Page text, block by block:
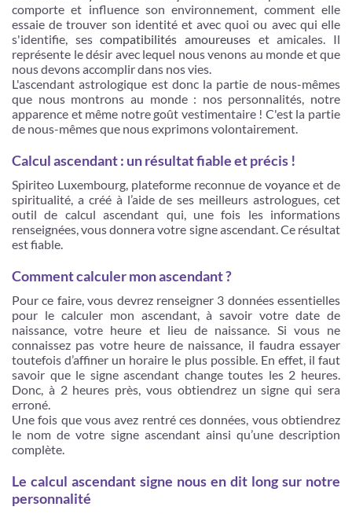
comporte et influence son environnement, comment elle
essaie de trouver son identité et avec quoi ou avec qui elle
s'identifie, sescompatibilités amoureuses et amicales. Il
représente le désir avec lequel nous venons au monde et que
nous devons accomplir dans nos vies.
L'ascendant astrologique est donc la partie de nous-mêmes
que nous montrons au monde : nos personnalités, notre
apparence et même notre goût vestimentaire ! C'est la partie
de nous-mêmes que nous exprimons volontairement.
Calcul ascendant : un résultat fiable et précis !
Spiriteo Luxembourg, plateforme reconnue de voyance et de
spiritualité, a créé à l’aide de ses meilleurs astrologues, cet
outil de calcul ascendant qui, une fois les informations
renseignées, vous donnera votre signe ascendant. Ce résultat
est fiable.
Comment calculer mon ascendant ?
Pour ce faire, vous devrez renseigner 3 données essentielles
pour le calculer mon ascendant, à savoir votre date de
naissance, votre heure et lieu de naissance. Si vous ne
connaissez pas votre heure de naissance, il faudra essayer
toutefois d’affiner un horaire le plus possible. En effet, il faut
savoir que le signe ascendant change toutes les 2 heures.
Donc, à 2 heures près, vous obtiendrez un signe qui sera
erroné.
Une fois que vous avez rentré ces données, vous obtiendrez
le nom de votre signe ascendant ainsi qu’une description
complète.
Le calcul ascendant signe nous en dit long sur notre
personnalité